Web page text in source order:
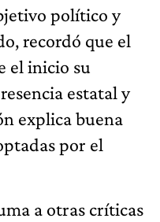
político y
recordó que el
el inicio su
estatal y
explica buena
por el
a otras críticas